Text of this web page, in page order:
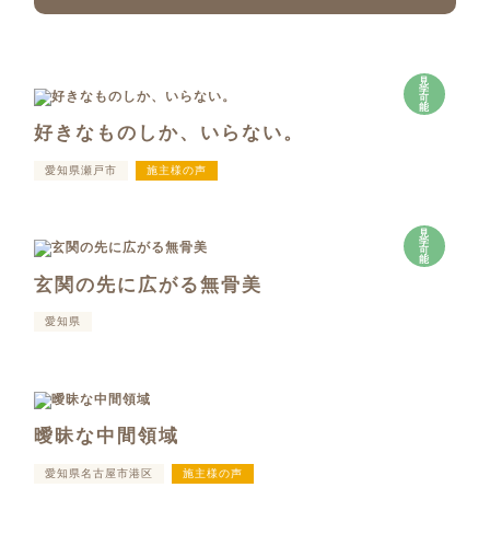
見
学
可
能
好きなものしか、いらない。
愛知県瀬戸市 施主様の声
見
学
可
能
玄関の先に広がる無骨美
愛知県
曖昧な中間領域
愛知県名古屋市港区 施主様の声